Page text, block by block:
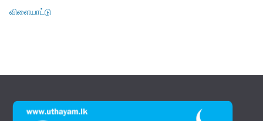
விளையாட்டு